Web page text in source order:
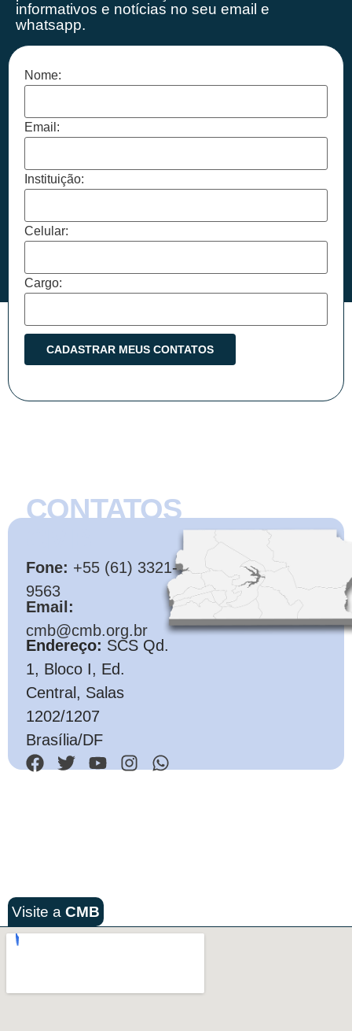
informativos e notícias no seu email e
whatsapp.
Nome:
Email:
Instituição:
Celular:
Cargo:
CONTATOS
Fone: +55 (61) 3321-
9563
Email:
cmb@cmb.org.br
Endereço: SCS Qd.
1, Bloco I, Ed.
Central, Salas
1202/1207
Brasília/DF
Visite a CMB